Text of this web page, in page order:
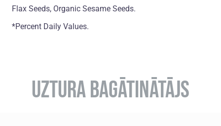
Flax Seeds, Organic Sesame Seeds.
*Percent Daily Values.
UZTURA BAGĀTINĀTĀJS